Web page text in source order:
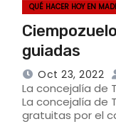
QUÉ HACER HOY EN
guiadas
Oct 23, 2022
La concejalía de
La concejalía de
gratuitas por el